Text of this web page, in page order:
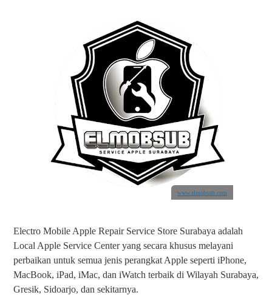
www.elmobsub.com
Electro Mobile Apple Repair Service Store Surabaya adalah
Local Apple Service Center yang secara khusus melayani
perbaikan untuk semua jenis perangkat Apple seperti iPhone,
MacBook, iPad, iMac, dan iWatch terbaik di Wilayah Surabaya,
Gresik, Sidoarjo, dan sekitarnya.